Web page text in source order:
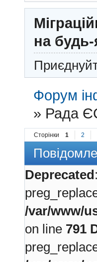
на
Форум
» Рада
Сторінки 1 2
Deprecated
/var/www/
on line 791